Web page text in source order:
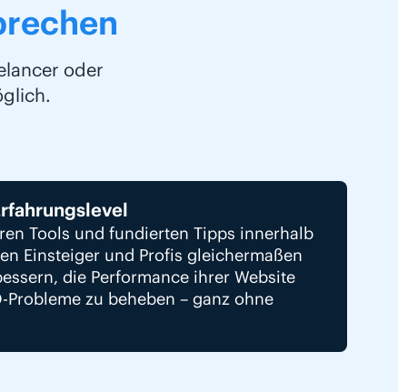
oder
Tools und fundierten Tipps innerhalb
Einsteiger und Profis gleichermaßen
die Performance ihrer Website
Probleme zu beheben – ganz ohne